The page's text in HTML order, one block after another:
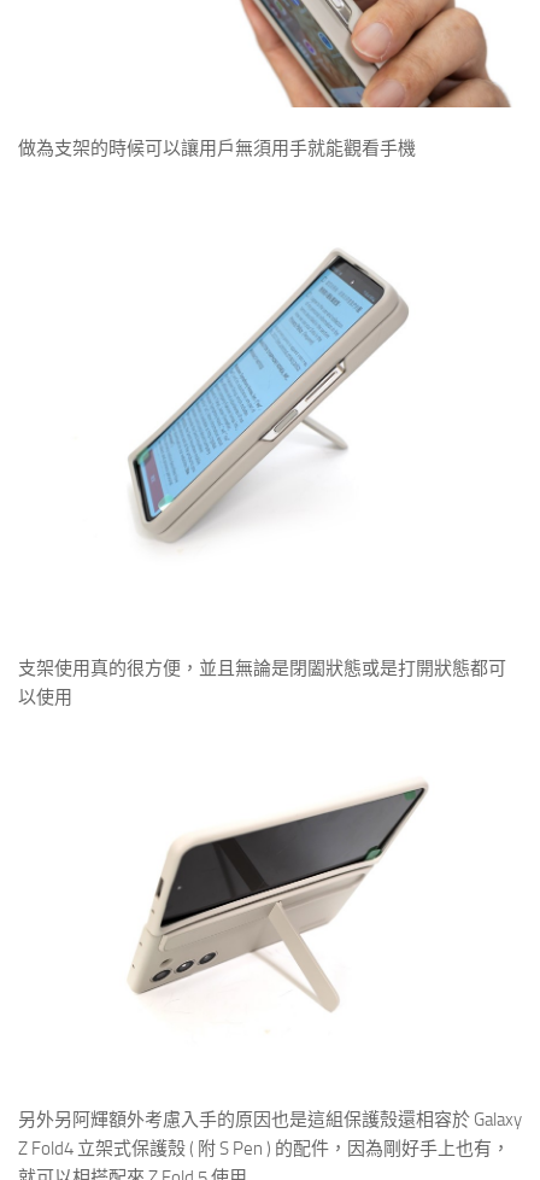
做為支架的時候可以讓用戶無須用手就能觀看手機
支架使用真的很方便，並且無論是閉闔狀態或是打開狀態都可
以使用
另外另阿輝額外考慮入手的原因也是這組保護殼還相容於 Galaxy
Z Fold4 立架式保護殼 ( 附 S Pen ) 的配件，因為剛好手上也有，